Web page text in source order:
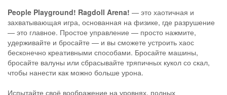
People Playground! Ragdoll Arena! — это хаотичная и
захватывающая игра, основанная на физике, где разрушение
— это главное. Простое управление — просто нажмите,
удерживайте и бросайте — и вы сможете устроить хаос
бесконечно креативными способами. Бросайте машины,
бросайте валуны или сбрасывайте тряпичных кукол со скал,
чтобы нанести как можно больше урона.
Испытайте своё воображение на уровнях, полных